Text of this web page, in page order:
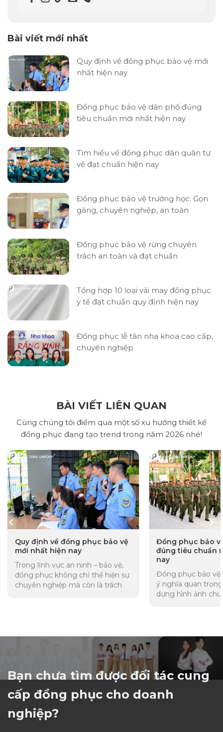
Bài viết mới nhất
Quy định về đồng phục bảo vệ mới
nhất hiện nay
Đồng phục bảo vệ dân phố đúng
tiêu chuẩn mới nhất hiện nay
Tìm hiểu về đồng phục dân quân tự
vệ đạt chuẩn hiện nay
Đồng phục bảo vệ trường học: Gọn
gàng, chuyên nghiệp, an toàn
Đồng phục bảo vệ rừng chuyên
trách an toàn và đạt chuẩn
Tổng hợp 10 loại vải may đồng phục
y tế đạt chuẩn quy định hiện nay
Đồng phục lễ tân nha khoa cao cấp,
chuyên nghiệp
BÀI VIẾT LIÊN QUAN
Cùng chúng tôi điểm qua một số xu hướng thiết kế
đồng phục đang tạo trend trong năm 2026 nhé!
Quy định về đồng phục bảo vệ
mới nhất hiện nay
Trong lĩnh vực an ninh – bảo vệ,
đồng phục không chỉ thể hiện sự
chuyên nghiệp mà còn là trách
Đồng phục bảo
đúng tiêu chuẩn
nay
Đồng phục bảo vệ
ý nghĩa quan
dựng hình ảnh
Bạn chưa tìm được đối tác cung
cấp đồng phục cho doanh
nghiệp?